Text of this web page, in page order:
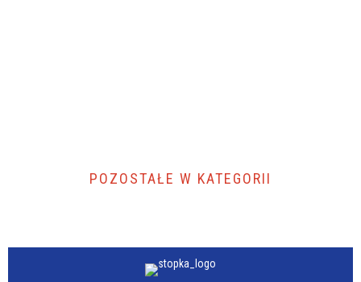
POZOSTAŁE W KATEGORII